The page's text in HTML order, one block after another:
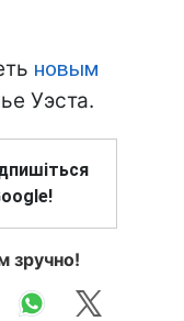
новым
Уэста.
зручно!